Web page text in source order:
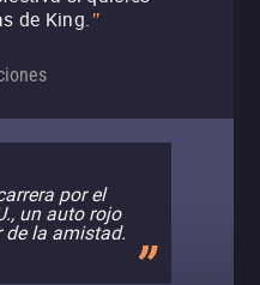
de King."
por el
un auto rojo
de la amistad.